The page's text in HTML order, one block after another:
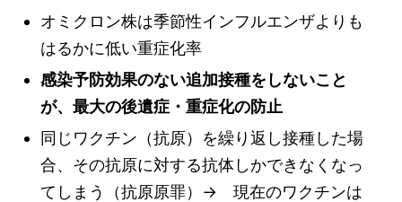
オミクロン株は季節性インフルエンザよりも
はるかに低い重症化率
感染予防効果のない追加接種をしないこと
が、最大の後遺症・重症化の防止
同じワクチン（抗原）を繰り返し接種した場
合、その抗原に対する抗体しかできなくなっ
てしまう（抗原原罪）→ 現在のワクチンは